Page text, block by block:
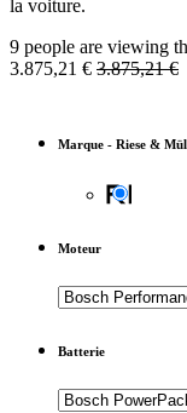
la voiture.
9 people are viewing
3.875,21 € 3.875,21€
Marque - Riese &
Moteur
Batterie